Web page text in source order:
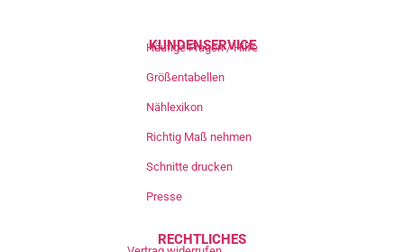
KUNDENSERVICE
Häufige Fragen / Hilfe
Größentabellen
Nählexikon
Richtig Maß nehmen
Schnitte drucken
Presse
RECHTLICHES